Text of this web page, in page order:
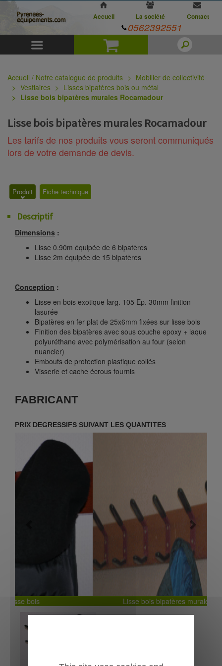
Panier
Accueil La société Contact
0562392551
Accueil / Notre catalogue de produits
Mobilier de collectivité
Vestiaires
Lisses bipatères bois ou métal
Lisse bois bipatères murales Rocamadour
Lisse bois bipatères murales Rocamadour
Les tarifs de nos produits vous seront communiqués
lors de votre demande de devis.
Produit Fiche technique
Descriptif
Dimensions :
Lisse 0.90m équipée de 6 bipatères
Lisse 2m équipée de 15 bipatères
Conception :
Lisse en bois exotique larg. 105 Ep. 30mm finition
lasurée
Bipatères en fer plat de 25x6mm fixées sur lisse bois
Finition des bipatères avec sous couche epoxy + laque
polyuréthane avec polymérisation au four (selon
nuancier)
Embouts de protection plastique collés
Visserie et cache écrous fournis
FABRICANT
PRIX DEGRESSIFS SUIVANT LES QUANTITES
Lisse bois bipatères murales Rocamadour